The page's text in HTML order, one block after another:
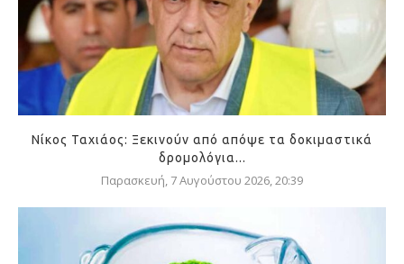
Νίκος Ταχιάος: Ξεκινούν από απόψε τα δοκιμαστικά
δρομολόγια...
Παρασκευή, 7 Αυγούστου 2026, 20:39